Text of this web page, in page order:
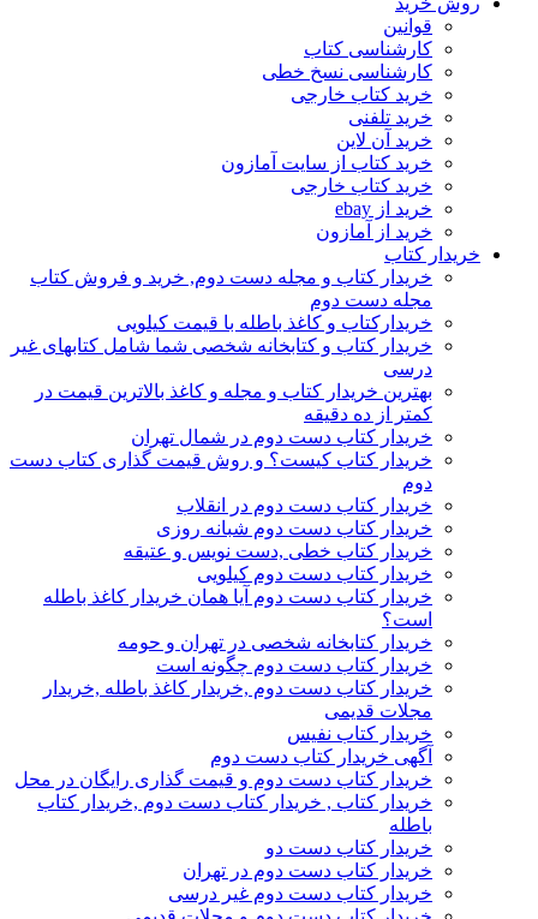
قوانین
کارشناسی کتاب
کارشناسی نسخ خطی
خرید کتاب خارجی
خرید تلفنی
خرید آن لاین
خرید کتاب از سایت آمازون
خرید کتاب خارجی
خرید از ebay
خرید از آمازون
خریدار کتاب
خریدار کتاب و مجله دست دوم, خرید و فروش کتاب
مجله دست دوم
خریدارکتاب و کاغذ باطله با قیمت کیلویی
خریدار کتاب و کتابخانه شخصی شما شامل کتابهای غیر
درسی
بهترین خریدار کتاب و مجله و کاغذ بالاترین قیمت در
کمتر از ده دقیقه
خریدار کتاب دست دوم در شمال تهران
خریدار کتاب کیست؟ و روش قیمت گذاری کتاب دست
دوم
خریدار کتاب دست دوم در انقلاب
خریدار کتاب دست دوم شبانه روزی
خریدار کتاب خطی ,دست نویس و عتیقه
خریدار کتاب دست دوم کیلویی
خریدار کتاب دست دوم آیا همان خریدار کاغذ باطله
است؟
خریدار کتابخانه شخصی در تهران و حومه
خریدار کتاب دست دوم چگونه است
خریدار کتاب دست دوم ,خریدار کاغذ باطله ,خریدار
مجلات قدیمی
خریدار کتاب نفیس
آگهی خریدار کتاب دست دوم
خریدار کتاب دست دوم و قیمت گذاری رایگان در محل
خریدار کتاب , خریدار کتاب دست دوم ,خریدار کتاب
باطله
خریدار کتاب دست دو
خریدار کتاب دست دوم در تهران
خریدار کتاب دست دوم غیر درسی